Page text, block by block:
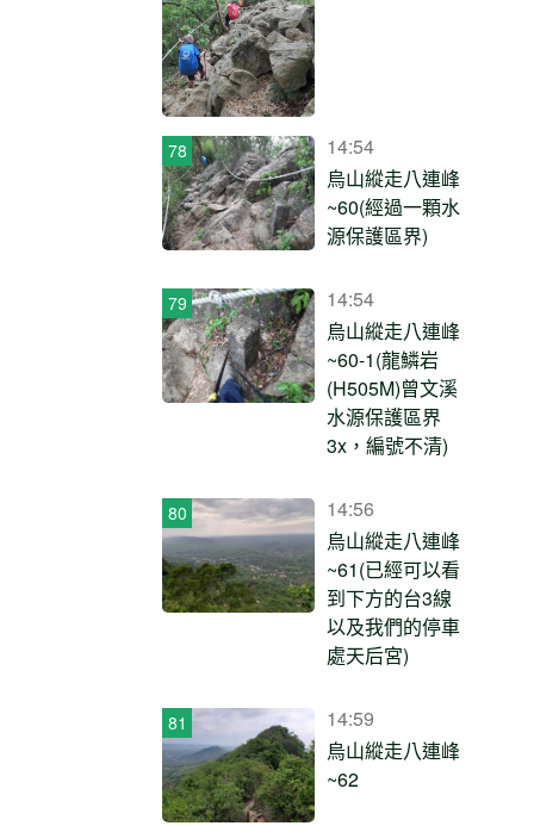
14:54
烏山縱走八連峰
~60(經過一顆水
源保護區界)
14:54
烏山縱走八連峰
~60-1(龍鱗岩
(H505M)曾文溪
水源保護區界
3x，編號不清)
14:56
烏山縱走八連峰
~61(已經可以看
到下方的台3線
以及我們的停車
處天后宮)
14:59
烏山縱走八連峰
~62